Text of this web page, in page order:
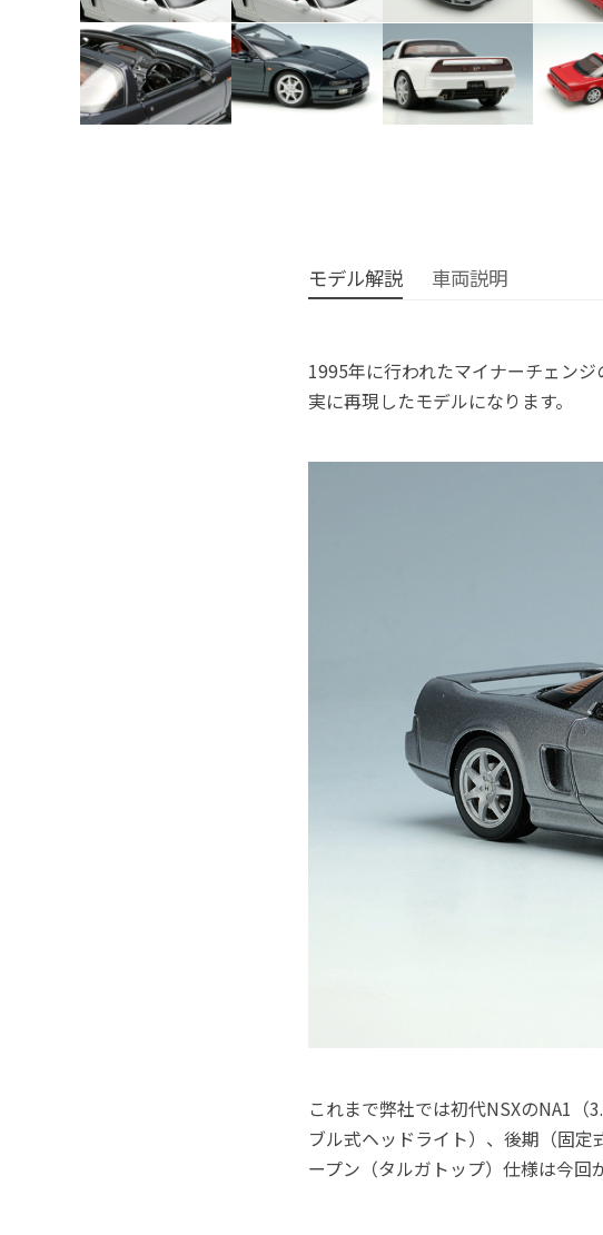
モデル解説 車両説明
1995年に行われたマイナーチェン
実に再現したモデルになります。
これまで弊社では初代NSXのNA1（
ブル式ヘッドライト）、後期（固
ープン（タルガトップ）仕様は今回